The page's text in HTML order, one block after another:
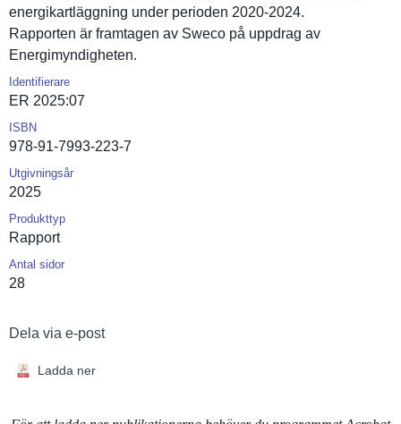
energikart­läggning under perioden 2020-2024.
Rapporten är framtagen av Sweco på uppdrag av
Energimynd­igheten.
Identifierare
ER 2025:07
ISBN
978-91-7993-223-7
Utgivningsår
2025
Produkttyp
Rapport
Antal sidor
28
Dela via e-post
Ladda ner